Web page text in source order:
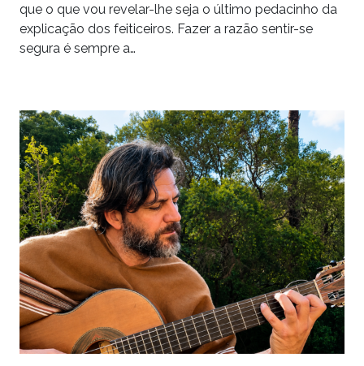
que o que vou revelar-lhe seja o último pedacinho da
explicação dos feiticeiros. Fazer a razão sentir-se
segura é sempre a…